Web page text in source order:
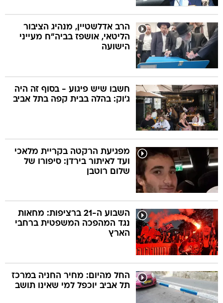
הרב אדלשטיין, מנהיג הציבור
הליטאי, אושפז בביה"ח מעייני
הישועה
חשבו שיש פיגוע - בסוף זה היה
ג'וק: בהלה בבית קפה בתל אביב
מפגיעת הרקטה בקריית מלאכי
ועד לאיתור בירדן: סיפורו של
שלום רוטבן
השבוע ה-21 ברציפות: מחאות
נגד המהפכה המשפטית ברחבי
הארץ
החל מהיום: מחיר החניה במרכז
תל אביב יוכפל למי שאינו תושב